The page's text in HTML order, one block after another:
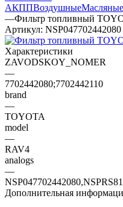
АКППВоздушныеМасляные
—Фильтр топливный
Артикул: NSP047702442080
Характеристики
ZAVODSKOY_NOMER
—
7702442080;7702442110
brand
—
TOYOTA
model
—
RAV4
analogs
—
Дополнительная